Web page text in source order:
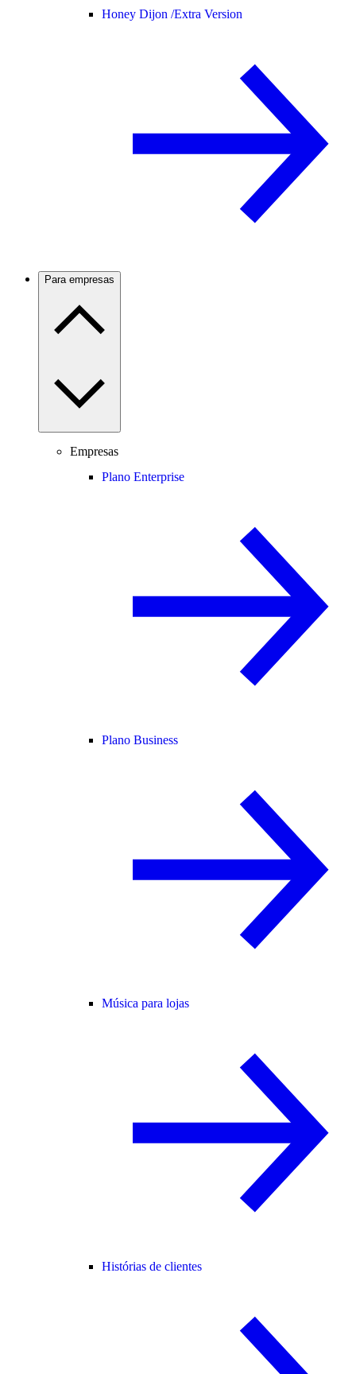
Honey Dijon /Extra Version
Para empresas
Empresas
Plano Enterprise
Plano Business
Música para lojas
Histórias de clientes